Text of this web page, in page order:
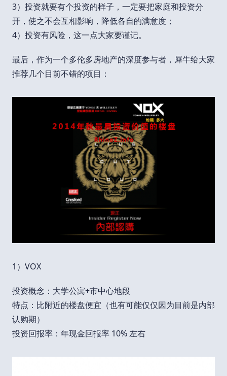
3）投资就要有个投资的样子，一定要把家庭和投资分
开，使之不会互相影响，降低各自的满意度；
4）投资有风险，这一点大家要谨记。
最后，作为一个多伦多房地产的深度参与者，犀牛给大家
推荐几个目前不错的项目：
1）VOX
投资概念：大学公寓+市中心地段
特点：比附近的楼盘便宜（也有可能仅仅因为目前是内部
认购期）
投资回报率：年现金回报率 10% 左右